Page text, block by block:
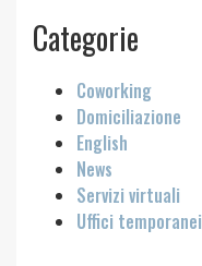
Categorie
Coworking
Domiciliazione
English
News
Servizi virtuali
Uffici temporanei